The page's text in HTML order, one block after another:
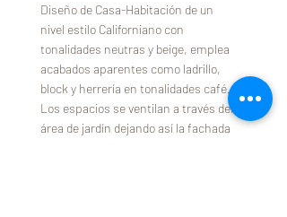
Diseño de Casa-Habitación de un
nivel estilo Californiano con
tonalidades neutras y beige, emplea
acabados aparentes como ladrillo,
block y herrería en tonalidades café.
Los espacios se ventilan a través del
área de jardín dejando así la fachada